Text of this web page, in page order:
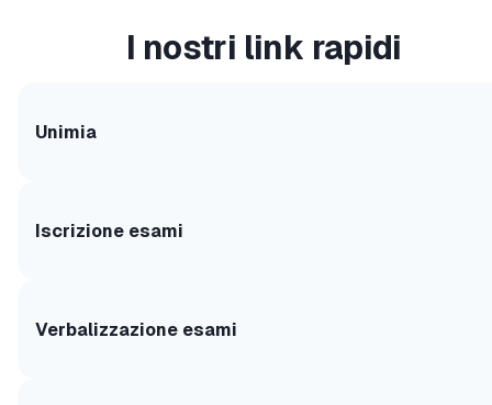
I nostri link rapidi
Unimia
Iscrizione esami
Verbalizzazione esami